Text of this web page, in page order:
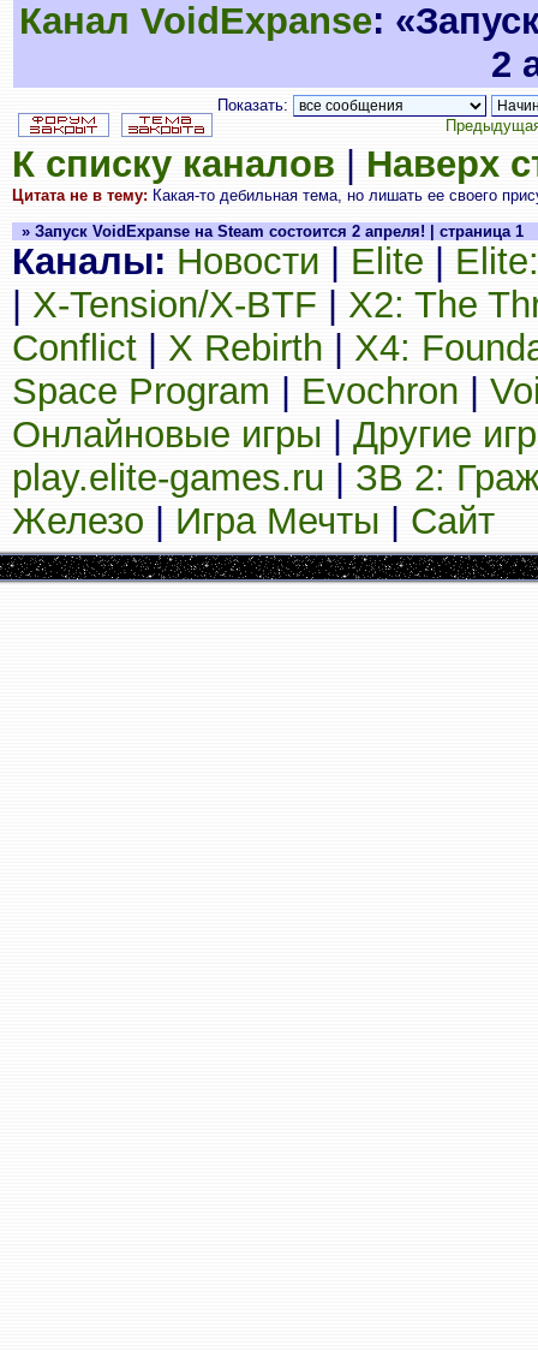
Канал VoidExpanse:
2
Показать:
К списку каналов Наверх
Цитата не в тему: Какая-то дебильная тема, но лишать ее своего
» Запуск VoidExpanse на Steam состоится 2 апреля! | страница 1
Каналы: Новости Elite
X-Tension/X-BTF
X2: The
Conflict
X Rebirth
X4:
Space Program
Evochron
Онлайновые игры
Другие
play.elite-games.ru
ЗВ 2:
Железо
Игра Мечты Сайт